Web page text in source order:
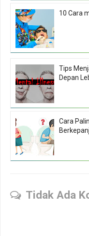
10 Cara
Tips
Depan
Cara
Tidak Ada